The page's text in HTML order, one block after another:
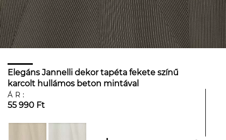
Elegáns Jannelli dekor tapéta fekete színű
karcolt hullámos beton mintával
ÁR:
55 990 Ft